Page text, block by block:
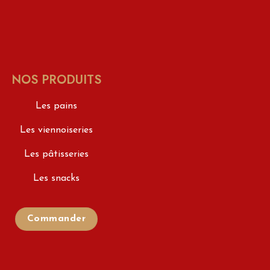
NOS PRODUITS
Les pains
Les viennoiseries
Les pâtisseries
Les snacks
Commander